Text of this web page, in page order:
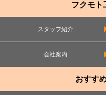
フクモト
スタッフ紹介
会社案内
おすす